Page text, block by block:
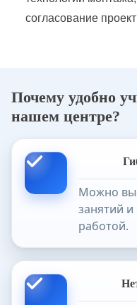
согласование
Почему удобно
нашем центре?
Можно
занятий
работой.